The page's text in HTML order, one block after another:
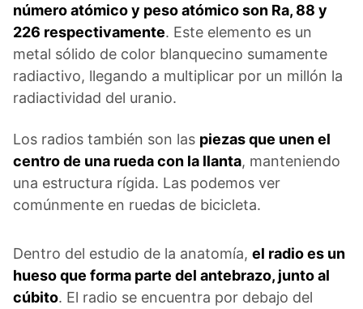
número atómico y peso atómico son Ra, 88 y
226 respectivamente. Este elemento es un
metal sólido de color blanquecino sumamente
radiactivo, llegando a multiplicar por un millón la
radiactividad del uranio.
Los radios también son las piezas que unen el
centro de una rueda con la llanta, manteniendo
una estructura rígida. Las podemos ver
comúnmente en ruedas de bicicleta.
Dentro del estudio de la anatomía, el radio es un
hueso que forma parte del antebrazo, junto al
cúbito. El radio se encuentra por debajo del